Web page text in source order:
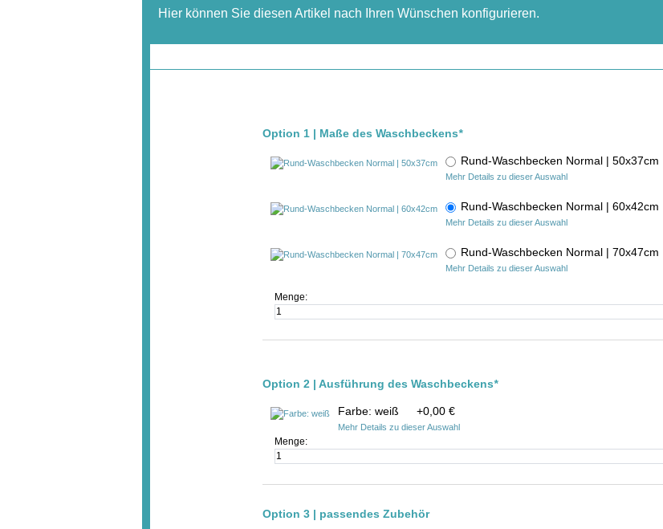
Hier können Sie diesen Artikel nach Ihren Wünschen konfigurieren.
Option 1 | Maße des Waschbeckens*
Rund-Waschbecken Normal | 50x37cm
Mehr Details zu dieser Auswahl
Rund-Waschbecken Normal | 60x42cm
Mehr Details zu dieser Auswahl
Rund-Waschbecken Normal | 70x47cm
Mehr Details zu dieser Auswahl
Menge:
Option 2 | Ausführung des Waschbeckens*
Farbe: weiß +0,00 €
Mehr Details zu dieser Auswahl
Menge:
Option 3 | passendes Zubehör